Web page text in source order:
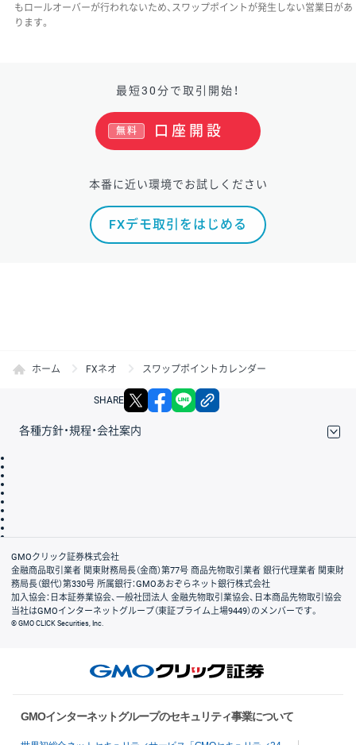
もロールオーバーが行われないため、スワップポイントが発生しない営業日があ
ります。
最短30分で取引開始！
口座開設
無料
本番に近い環境でお試しください
FXデモ取引をはじめる
ホーム FXネオ スワップポイントカレンダー
SHARE X facebook
各種方針・規程・会社案内
会社案内
GMOクリック証券株式会社
金融商品取引業者 関東財務局長（金商）第77号 商品先物取引業者 銀行代理業者 関東財
務局長（銀代）第330号 所属銀行：GMOあおぞらネット銀行株式会社
加入協会：日本証券業協会、一般社団法人 金融先物取引業協会、日本商品先物取引協会
当社はGMOインターネットグループ（東証プライム上場9449）のメンバーです。
© GMO CLICK Securities, Inc.
GMOインターネットグループのセキュリティ事業について